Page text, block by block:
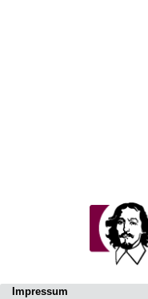
Impressum